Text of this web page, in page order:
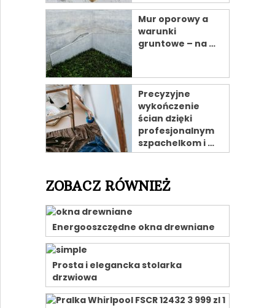
Mur oporowy a
warunki
gruntowe – na …
Precyzyjne
wykończenie
ścian dzięki
profesjonalnym
szpachelkom i …
ZOBACZ RÓWNIEŻ
Energooszczędne okna drewniane
Prosta i elegancka stolarka
drzwiowa